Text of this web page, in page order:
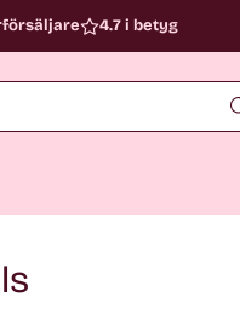
4.7 i betyg